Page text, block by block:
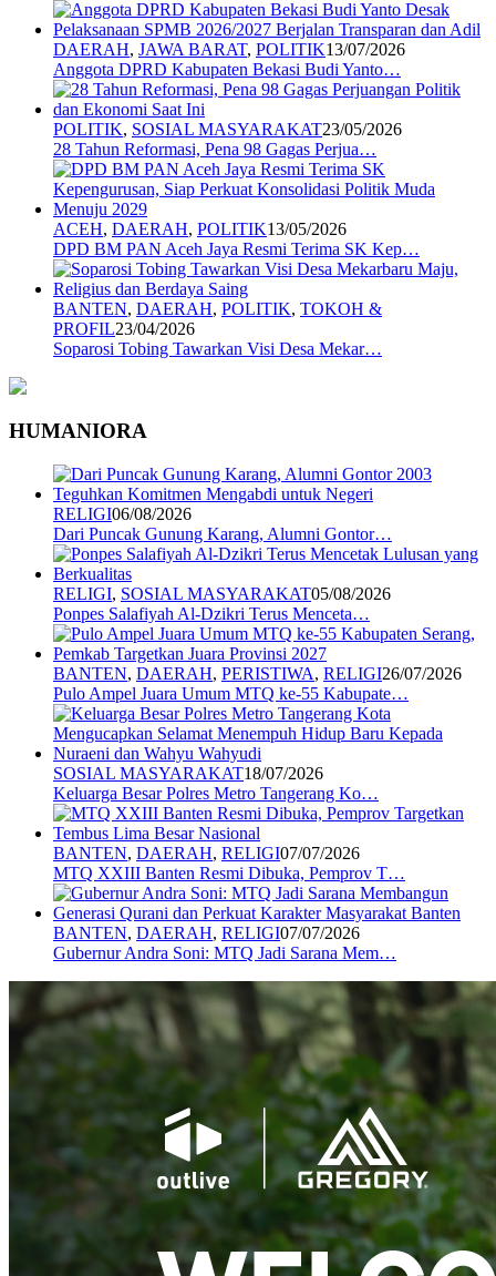
DAERAH, JAWA BARAT, POLITIK13/07/2026
Anggota DPRD Kabupaten Bekasi Budi Yanto…
POLITIK, SOSIAL MASYARAKAT23/05/2026
28 Tahun Reformasi, Pena 98 Gagas Perjua…
ACEH, DAERAH, POLITIK13/05/2026
DPD BM PAN Aceh Jaya Resmi Terima SK Kep…
BANTEN, DAERAH, POLITIK, TOKOH &
PROFIL23/04/2026
Soparosi Tobing Tawarkan Visi Desa Mekar…
HUMANIORA
RELIGI06/08/2026
Dari Puncak Gunung Karang, Alumni Gontor…
RELIGI, SOSIAL MASYARAKAT05/08/2026
Ponpes Salafiyah Al-Dzikri Terus Menceta…
BANTEN, DAERAH, PERISTIWA, RELIGI26/07/2026
Pulo Ampel Juara Umum MTQ ke-55 Kabupate…
SOSIAL MASYARAKAT18/07/2026
Keluarga Besar Polres Metro Tangerang Ko…
BANTEN, DAERAH, RELIGI07/07/2026
MTQ XXIII Banten Resmi Dibuka, Pemprov T…
BANTEN, DAERAH, RELIGI07/07/2026
Gubernur Andra Soni: MTQ Jadi Sarana Mem…